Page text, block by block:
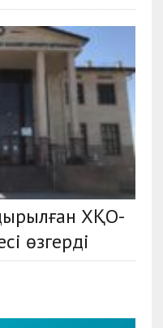
ХҚО-
өзгерді